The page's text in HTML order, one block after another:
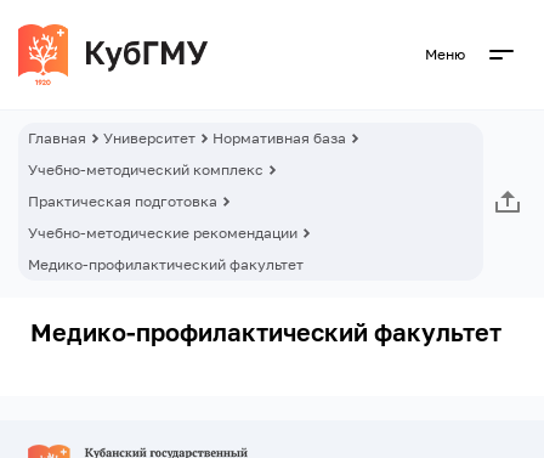
Меню
Главная Университет
Нормативная база
Учебно-методический комплекс
Практическая подготовка
Учебно-методические рекомендации
Медико-профилактический факультет
Медико-профилактический факультет